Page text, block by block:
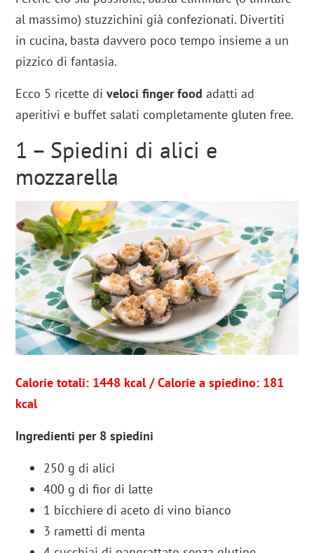
al massimo) stuzzichini già confezionati. Divertiti
in cucina, basta davvero poco tempo insieme a un
pizzico di fantasia.
Ecco 5 ricette diveloci finger food adatti ad
aperitivi e buffet salati completamente gluten free.
1 – Spiedini di alici e
mozzarella
Calorie totali: 1448 kcal/ Calorie a spiedino: 181
kcal
Ingredienti per 8 spiedini
250 g dialici
400 g difior di latte
1 bicchiere diaceto di vino bianco
3 rametti di menta